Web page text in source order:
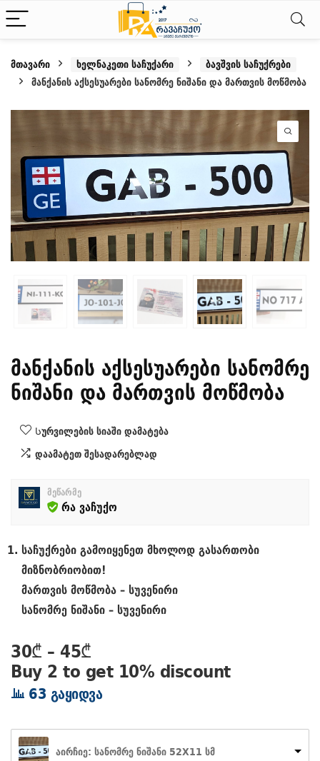
მთავარი ხელნაკეთი საჩუქარი
ბავშვის საჩუქრები
მანქანის აქსესუარები სანომრე ნიშანი და მართვის მოწმობა
მანქანის აქსესუარები სანომრე
ნიშანი და მართვის მოწმობა
Სურვილების სიაში დამატება
დაამატეთ შესადარებლად
მეწარმე
რა ვაჩუქო
საჩუქრები გამოიყენეთ მხოლოდ გასართობი
მიზნობრიობით!
მართვის მოწმობა – სუვენირი
სანომრე ნიშანი – სუვენირი
30₾ – 45₾Price
range:
30₾
through
45₾
Buy 2 to get 10% discount
63 გაყიდვა
აირჩიე: სანომრე ნიშანი 52X11 სმ